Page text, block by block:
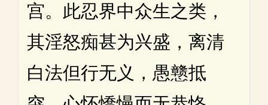
宫。此忍界中众生之类，
其淫怒痴甚为兴盛，离清
白法但行无义，愚戆抵